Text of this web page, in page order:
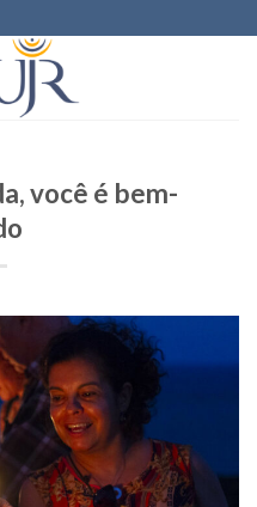
você é bem-